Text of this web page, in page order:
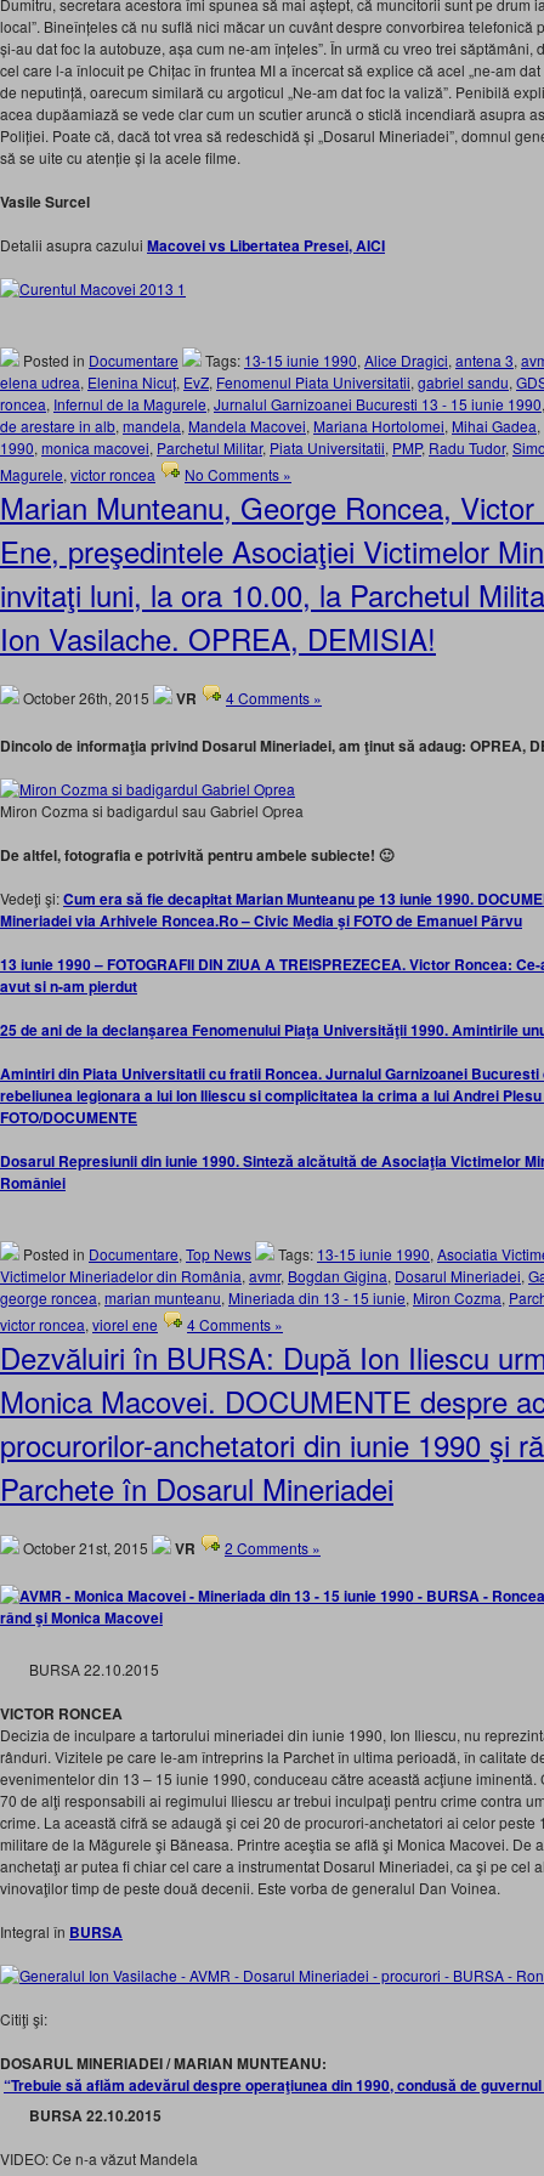
Dumitru, secretara acestora îmi spunea să mai aștept, că muncitorii sunt pe drum
local”. Bineînțeles că nu suflă nici măcar un cuvânt despre convorbirea telefonică
și-au dat foc la autobuze, așa cum ne-am înțeles”. În urmă cu vreo trei săptămâni,
cel care l-a înlocuit pe Chițac în fruntea MI a încercat să explice că acel „ne-am
de neputință, oarecum similară cu argoticul „Ne-am dat foc la valiză”. Penibilă
acea dupăamiază se vede clar cum un scutier aruncă o sticlă incendiară asupra
Poliției. Poate că, dacă tot vrea să redeschidă și „Dosarul Mineriadei”, domnul
să se uite cu atenție și la acele filme.
Vasile Surcel
Detalii asupra cazului Macovei vs Libertatea Presei, AICI
Posted in Documentare Tags: 13-15 iunie 1990, Alice Dragici, antena 3,
elena udrea, Elenina Nicuț, EvZ, Fenomenul Piata Universitatii, gabriel sandu,
roncea, Infernul de la Magurele, Jurnalul Garnizoanei Bucuresti 13 - 15 iunie 1990
de arestare in alb, mandela, Mandela Macovei, Mariana Hortolomei, Mihai Gadea,
1990, monica macovei, Parchetul Militar, Piata Universitatii, PMP, Radu Tudor,
Magurele, victor roncea No Comments »
Marian Munteanu, George Roncea,
Ene, preşedintele Asociaţiei Victimelor
invitaţi luni, la ora 10.00, la Parchetul
Ion Vasilache. OPREA, DEMISIA!
October 26th, 2015 VR 4 Comments »
Dincolo de informaţia privind Dosarul Mineriadei, am ţinut să adaug: OPREA,
Miron Cozma si badigardul sau Gabriel Oprea
De altfel, fotografia e potrivită pentru ambele subiecte! 🙂
Vedeţi şi:Cum era să fie decapitat Marian Munteanu pe 13 iunie 1990.
Mineriadei via Arhivele Roncea.Ro – Civic Media şi FOTO de Emanuel Pârvu
13 iunie 1990 – FOTOGRAFII DIN ZIUA A TREISPREZECEA. Victor Roncea:
avut si n-am pierdut
25 de ani de la declanşarea Fenomenului Piaţa Universităţii 1990. Amintirile
Amintiri din Piata Universitatii cu fratii Roncea. Jurnalul Garnizoanei Bucuresti
rebeliunea legionara a lui Ion Iliescu si complicitatea la crima a lui Andrei
FOTO/DOCUMENTE
Dosarul Represiunii din iunie 1990. Sinteză alcătuită de Asociaţia Victimelor
României
Posted in Documentare, Top News Tags: 13-15 iunie 1990, Asociatia
Victimelor Mineriadelor din România, avmr, Bogdan Gigina, Dosarul Mineriadei,
george roncea, marian munteanu, Mineriada din 13 - 15 iunie, Miron Cozma,
victor roncea, viorel ene 4 Comments »
Dezvăluiri în BURSA: După Ion Iliescu
Monica Macovei. DOCUMENTE despre
procurorilor-anchetatori din iunie 1990 şi
Parchete în Dosarul Mineriadei
October 21st, 2015 VR 2 Comments »
rând şi Monica Macovei
BURSA 22.10.2015
VICTOR RONCEA
Decizia de inculpare a tartorului mineriadei din iunie 1990, Ion Iliescu, nu
rânduri. Vizitele pe care le-am întreprins la Parchet în ultima perioadă, în calitate
evenimentelor din 13 – 15 iunie 1990, conduceau către această acţiune iminentă.
70 de alţi responsabili ai regimului Iliescu ar trebui inculpaţi pentru crime contra
crime. La această cifră se adaugă şi cei 20 de procurori-anchetatori ai celor
militare de la Măgurele şi Băneasa. Printre aceştia se află şi Monica Macovei. De
anchetaţi ar putea fi chiar cel care a instrumentat Dosarul Mineriadei, ca şi pe cel
vinovaţilor timp de peste două decenii. Este vorba de generalul Dan Voinea.
Integral în BURSA
Citiţi şi:
DOSARUL MINERIADEI / MARIAN MUNTEANU:
“Trebuie să aflăm adevărul despre operaţiunea din 1990, condusă de
BURSA 22.10.2015
VIDEO: Ce n-a văzut Mandela